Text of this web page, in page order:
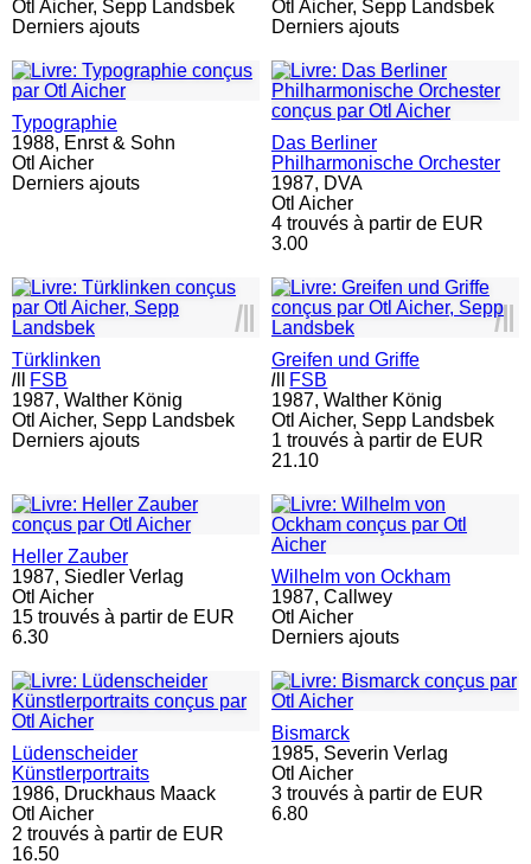
Otl Aicher, Sepp Landsbek
Derniers ajouts
Otl Aicher, Sepp Landsbek
Derniers ajouts
Typographie
1988, Enrst & Sohn
Otl Aicher
Derniers ajouts
Das Berliner
Philharmonische Orchester
1987, DVA
Otl Aicher
4 trouvés à partir de EUR
3.00
lll
Türklinken
l
FSB
1987, Walther König
Otl Aicher, Sepp Landsbek
Derniers ajouts
lll
Greifen und Griffe
l
FSB
1987, Walther König
Otl Aicher, Sepp Landsbek
1 trouvés à partir de EUR
21.10
Heller Zauber
1987, Siedler Verlag
Otl Aicher
15 trouvés à partir de EUR
6.30
Wilhelm von Ockham
1987, Callwey
Otl Aicher
Derniers ajouts
Lüdenscheider
Künstlerportraits
1986, Druckhaus Maack
Otl Aicher
2 trouvés à partir de EUR
16.50
Bismarck
1985, Severin Verlag
Otl Aicher
3 trouvés à partir de EUR
6.80